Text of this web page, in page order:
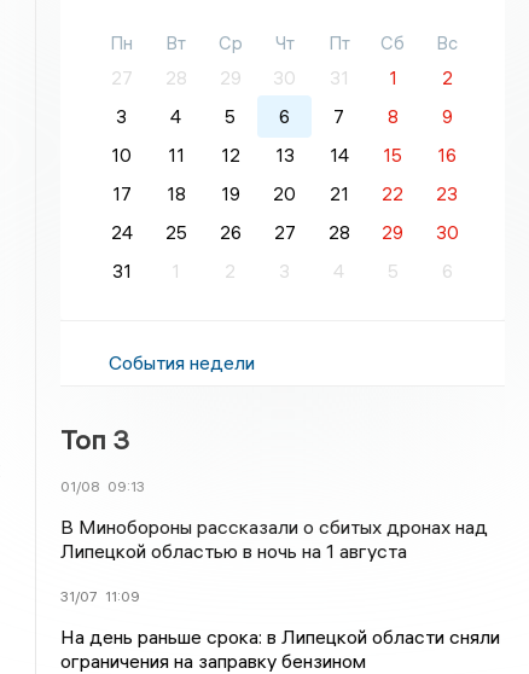
Пн Вт Ср Чт Пт Сб
Вс
27
28 29 30 31 1
2
3
4 5 6 7 8
9
10
11 12 13 14 15
16
17
18 19 20 21 22
23
24
25 26 27 28 29
30
31
1 2 3 4 5 6
События недели
Топ 3
01/08 09:13
В Минобороны рассказали о сбитых дронах над
Липецкой областью в ночь на 1 августа
31/07 11:09
На день раньше срока: в Липецкой области сняли
ограничения на заправку бензином